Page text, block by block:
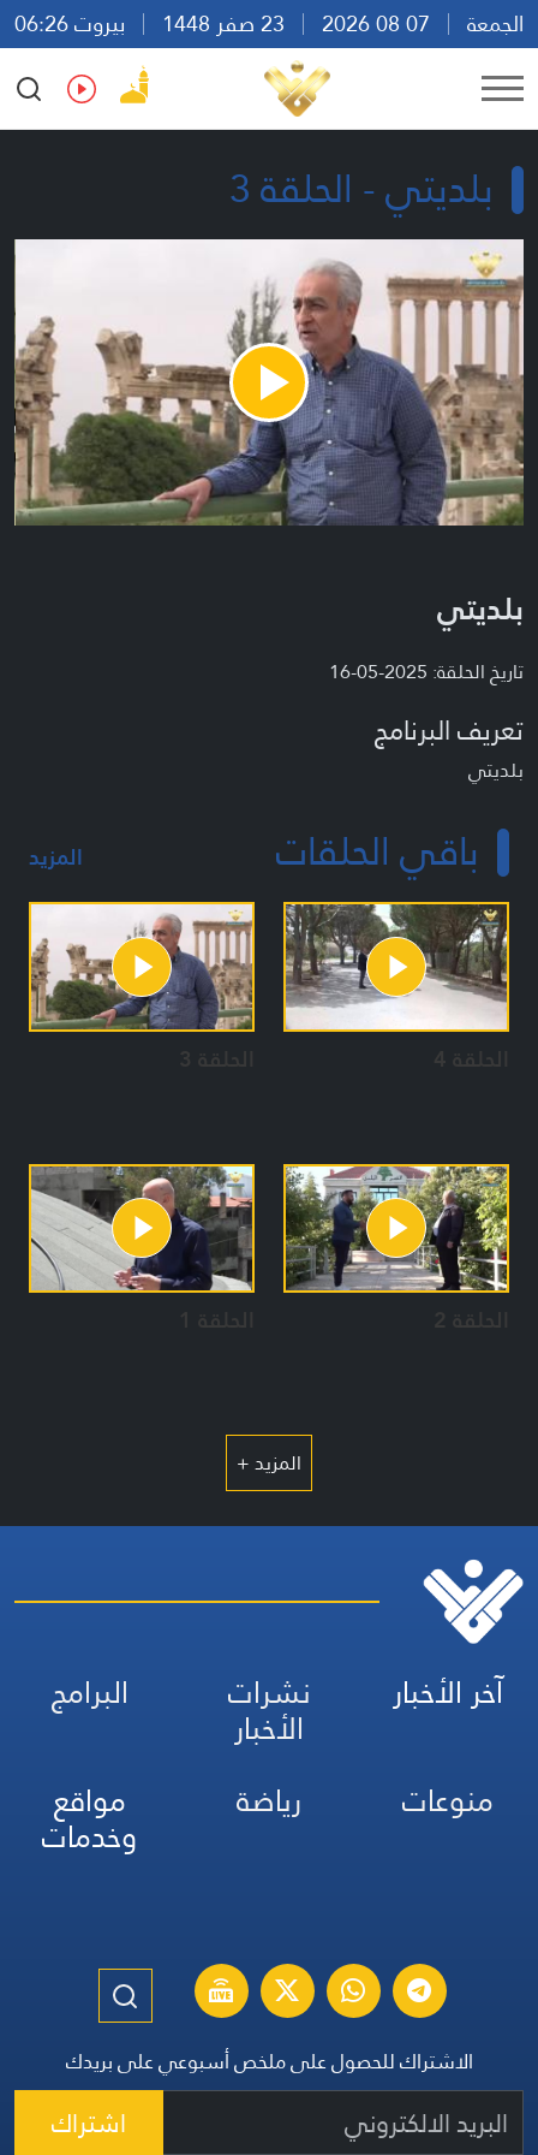
الجمعة
بيروت 06:26
Ar
En Fr Es
بلديتي - الحلقة 3
Play
Video
بلديتي
تاريخ الحلقة: 2025-05-16
تعريف البرنامج
بلديتي
باقي الحلقات المزيد
الحلقة 4 الحلقة 3
الحلقة 2 الحلقة 1
المزيد +
آخر الأخبار نشرات
الأخبار
البرامج
منوعات
رياضة مواقع
وخدمات
الاشتراك للحصول على ملخص أسبوعي على بريدك
اشتراك